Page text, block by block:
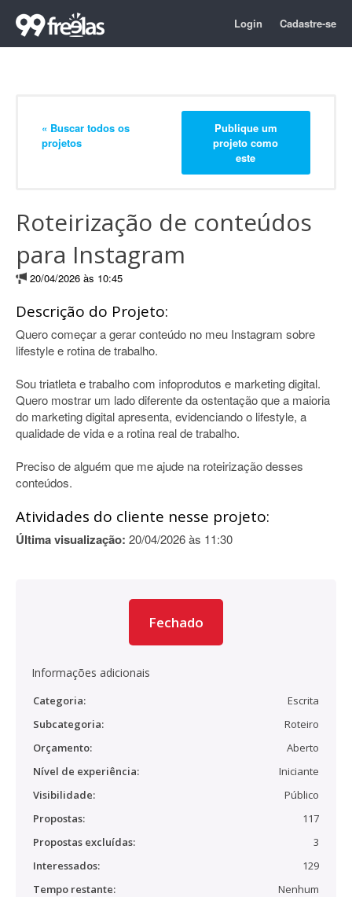
Login Cadastre-se
« Buscar todos os
projetos
Publique um
projeto como
este
Roteirização de conteúdos
para Instagram
20/04/2026 às 10:45
Descrição do Projeto:
Quero começar a gerar conteúdo no meu Instagram sobre
lifestyle e rotina de trabalho.
Sou triatleta e trabalho com infoprodutos e marketing digital.
Quero mostrar um lado diferente da ostentação que a maioria
do marketing digital apresenta, evidenciando o lifestyle, a
qualidade de vida e a rotina real de trabalho.
Preciso de alguém que me ajude na roteirização desses
conteúdos.
Atividades do cliente nesse projeto:
Última visualização: 20/04/2026 às 11:30
Fechado
Informações adicionais
Categoria:
Escrita
Subcategoria:
Roteiro
Orçamento:
Aberto
Nível de experiência:
Iniciante
Visibilidade:
Público
Propostas:
117
Propostas excluídas:
3
Interessados:
129
Tempo restante:
Nenhum